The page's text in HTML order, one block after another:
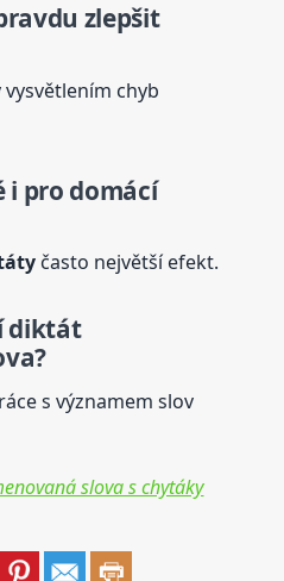
zlepšit
chyb
pro domácí
často největší efekt.
diktát
s významem slov
slova s chytáky